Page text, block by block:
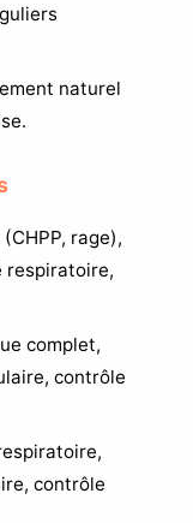
naturel
rage),
respiratoire,
complet,
contrôle
contrôle